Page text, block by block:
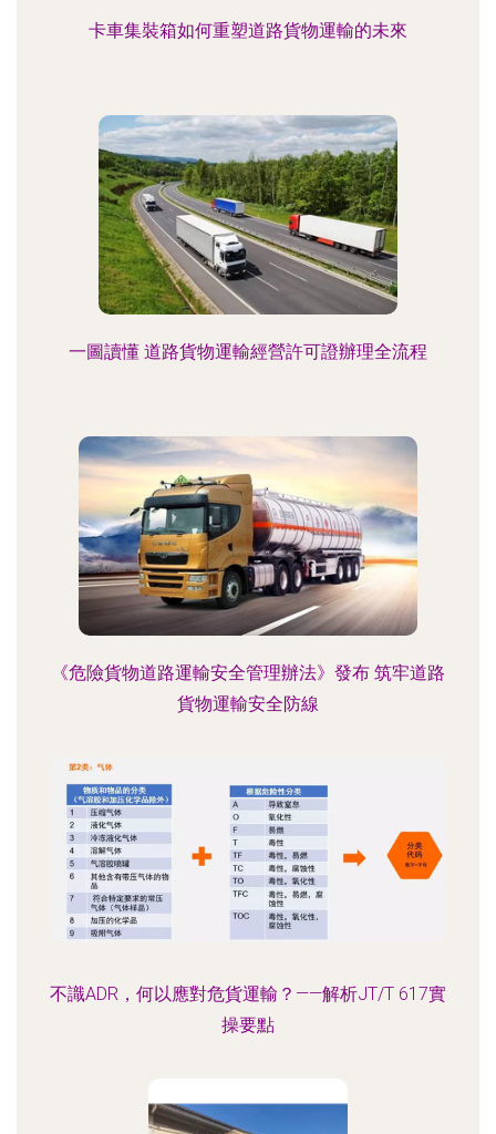
卡車集裝箱如何重塑道路貨物運輸的未來
一圖讀懂 道路貨物運輸經營許可證辦理全流程
《危險貨物道路運輸安全管理辦法》發布 筑牢道路
貨物運輸安全防線
不識ADR，何以應對危貨運輸？——解析JT/T 617實
操要點